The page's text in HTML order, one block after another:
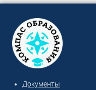
Документы